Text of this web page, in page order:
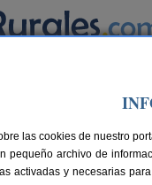
cerca de
las cookies de nuestro
pequeño archivo de
activadas y necesarias